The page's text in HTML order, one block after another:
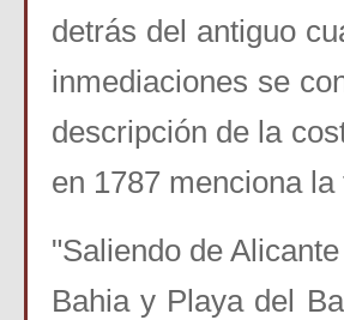
detrás del antiguo
inmediaciones se
descripción de la
en 1787 menciona
"Saliendo de
Bahia y Playa del